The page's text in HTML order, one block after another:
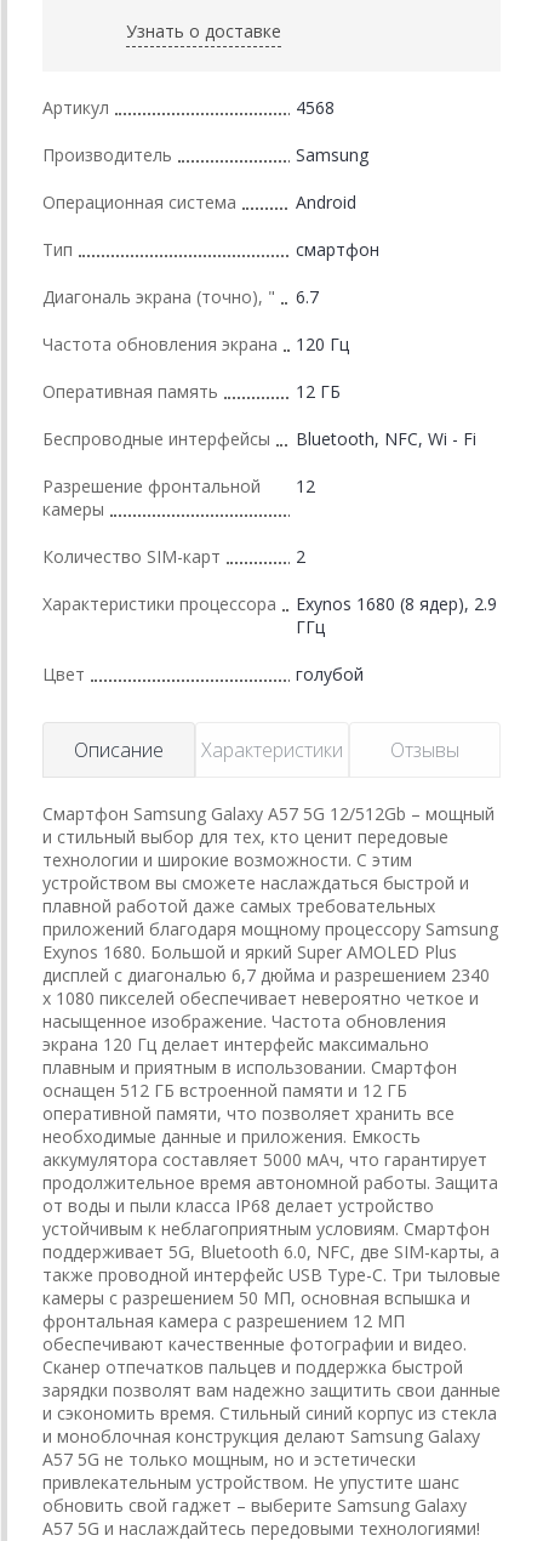
Узнать о доставке
Артикул 4568
Производитель Samsung
Операционная система Android
Тип смартфон
Диагональ экрана (точно), " 6.7
Частота обновления экрана 120 Гц
Оперативная память 12 ГБ
Беспроводные интерфейсы Bluetooth, NFC, Wi - Fi
Разрешение фронтальной
камеры
12
Количество SIM-карт 2
Характеристики процессора
Exynos 1680 (8 ядер), 2.9
ГГц
Цвет голубой
Описание Характеристики Отзывы
Смартфон Samsung Galaxy A57 5G 12/512Gb – мощный
и стильный выбор для тех, кто ценит передовые
технологии и широкие возможности. С этим
устройством вы сможете наслаждаться быстрой и
плавной работой даже самых требовательных
приложений благодаря мощному процессору Samsung
Exynos 1680. Большой и яркий Super AMOLED Plus
дисплей с диагональю 6,7 дюйма и разрешением 2340
x 1080 пикселей обеспечивает невероятно четкое и
насыщенное изображение. Частота обновления
экрана 120 Гц делает интерфейс максимально
плавным и приятным в использовании. Смартфон
оснащен 512 ГБ встроенной памяти и 12 ГБ
оперативной памяти, что позволяет хранить все
необходимые данные и приложения. Емкость
аккумулятора составляет 5000 мАч, что гарантирует
продолжительное время автономной работы. Защита
от воды и пыли класса IP68 делает устройство
устойчивым к неблагоприятным условиям. Смартфон
поддерживает 5G, Bluetooth 6.0, NFC, две SIM-карты, а
также проводной интерфейс USB Type-C. Три тыловые
камеры с разрешением 50 МП, основная вспышка и
фронтальная камера с разрешением 12 МП
обеспечивают качественные фотографии и видео.
Сканер отпечатков пальцев и поддержка быстрой
зарядки позволят вам надежно защитить свои данные
и сэкономить время. Стильный синий корпус из стекла
и моноблочная конструкция делают Samsung Galaxy
A57 5G не только мощным, но и эстетически
привлекательным устройством. Не упустите шанс
обновить свой гаджет – выберите Samsung Galaxy
A57 5G и наслаждайтесь передовыми технологиями!